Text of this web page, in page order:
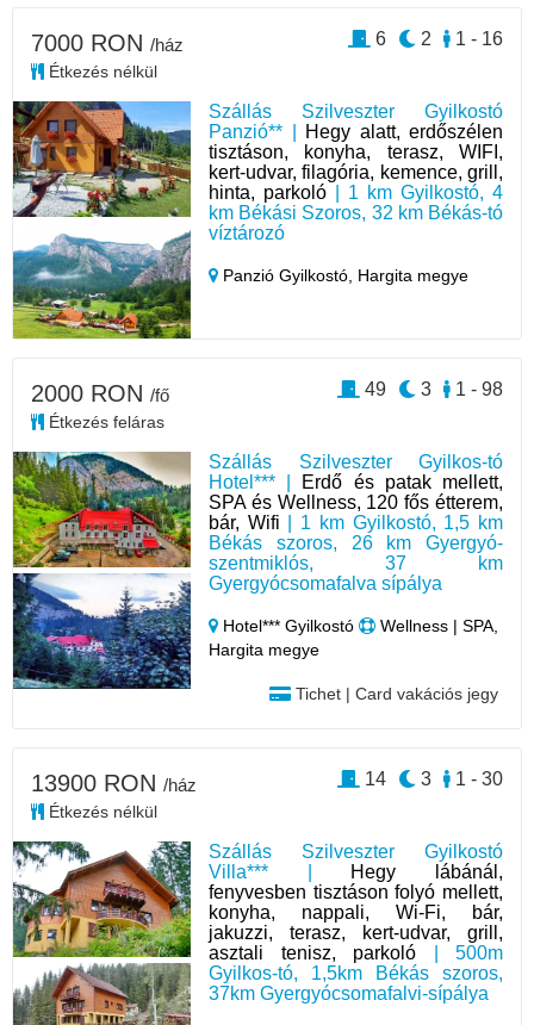
Szállás Szilveszter Gyilkostó
Panzió** |
Hegy alatt, erdőszélen
tisztáson, konyha, terasz, WIFI,
kert-udvar, filagória, kemence, grill,
hinta, parkoló | 1 km Gyilkostó, 4
km Békási Szoros, 32 km Békás-tó
víztározó
Panzió Gyilkostó, Hargita megye
7000 RON /ház
Étkezés nélkül
1 - 16
2
6
Szállás Szilveszter Gyilkos-tó
Hotel*** | Erdő és patak mellett,
SPA és Wellness, 120 fős étterem,
bár, Wifi | 1 km Gyilkostó, 1,5 km
Békás szoros, 26 km Gyergyó-
szentmiklós, 37 km
Gyergyócsomafalva sípálya
Hotel*** Gyilkostó
Wellness | SPA,
Hargita megye
Tichet | Card vakációs jegy
2000 RON /fő
Étkezés feláras
1 - 98
3
49
Szállás Szilveszter Gyilkostó
Villa*** | Hegy lábánál,
fenyvesben tisztáson folyó mellett,
konyha, nappali, Wi-Fi, bár,
jakuzzi, terasz, kert-udvar, grill,
asztali tenisz, parkoló | 500m
Gyilkos-tó, 1,5km Békás szoros,
37km Gyergyócsomafalvi-sípálya
13900 RON /ház
Étkezés nélkül
1 - 30
3
14